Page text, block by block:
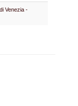
Venezia -